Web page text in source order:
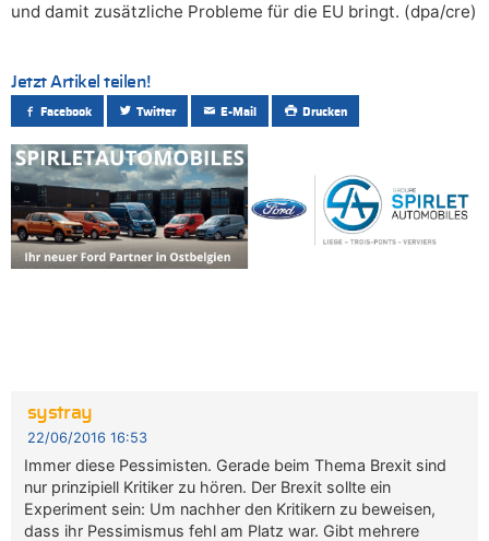
und damit zusätzliche Probleme für die EU bringt. (dpa/cre)
Jetzt Artikel teilen!
Facebook Twitter E-Mail Drucken
systray
22/06/2016 16:53
Immer diese Pessimisten. Gerade beim Thema Brexit sind
nur prinzipiell Kritiker zu hören. Der Brexit sollte ein
Experiment sein: Um nachher den Kritikern zu beweisen,
dass ihr Pessimismus fehl am Platz war. Gibt mehrere